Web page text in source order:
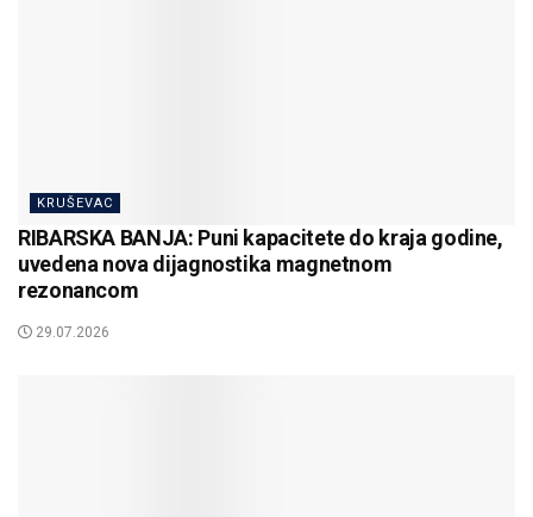
KRUŠEVAC
RIBARSKA BANJA: Puni kapacitete do kraja godine,
uvedena nova dijagnostika magnetnom
rezonancom
29.07.2026